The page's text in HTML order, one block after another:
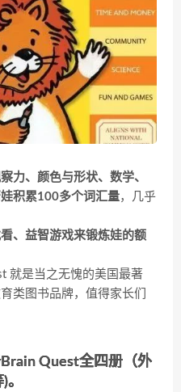
力、颜色与形状、数学、
积累100多个词汇量，几乎
、益智游戏来锻炼娃的额
就是当之无愧的美国最著
类图书品牌，值得家长们
Quest全四册（外